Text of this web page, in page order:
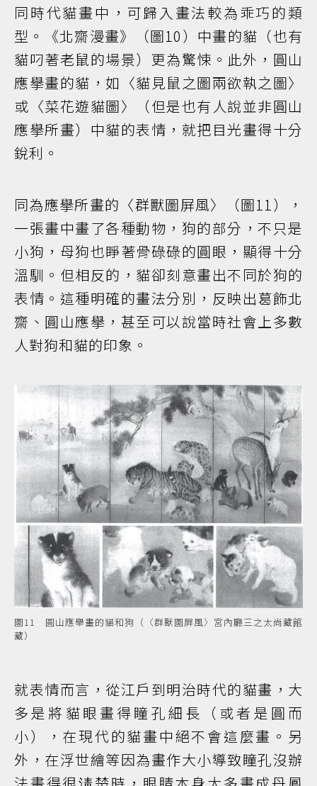
同時代貓畫中，可歸入畫法較為乖巧的類
型。《北齋漫畫》（圖10）中畫的貓（也有
貓叼著老鼠的場景）更為驚悚。此外，圓山
應擧畫的貓，如〈貓見鼠之圖兩欲執之圖〉
或〈菜花遊貓圖〉（但是也有人說並非圓山
應擧所畫）中貓的表情，就把目光畫得十分
銳利。
同為應擧所畫的〈群獸圖屏風〉（圖11），
一張畫中畫了各種動物，狗的部分，不只是
小狗，母狗也睜著骨碌碌的圓眼，顯得十分
溫馴。但相反的，貓卻刻意畫出不同於狗的
表情。這種明確的畫法分別，反映出葛飾北
齋、圓山應擧，甚至可以說當時社會上多數
人對狗和貓的印象。
圖11 圓山應舉畫的貓和狗（〈群獸圖屏風〉宮內廳三之太尚藏館
藏）
就表情而言，從江戶到明治時代的貓畫，大
多是將貓眼畫得瞳孔細長（或者是圓而
小），在現代的貓畫中絕不會這麼畫。另
外，在浮世繪等因為畫作大小導致瞳孔沒辦